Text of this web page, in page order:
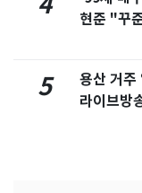
현준 "꾸
5
용산 거주
라이브방